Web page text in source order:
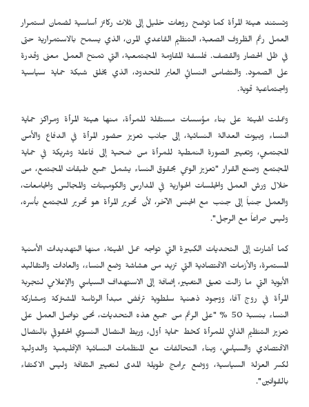
وتستند هيئة المرأة كما توضح روهات خليل إلى ثلاث ركائز أساسية لضمان استمرار
العمل رغم الظروف الصعبة، التنظيم القاعدي المرن، الذي يسمح بالاستمرارية حتى
في ظل الحصار والقصف. فلسفة المقاومة المجتمعية، التي تمنح العمل معنى وقدرة
على الصمود. والتضامن النسائي العابر للحدود، الذي يخلق شبكة حماية سياسية
واجتماعية قوية.
وعملت الهيئة على بناء مؤسسات مستقلة للمرأة، منها هيئة المرأة ومراكز حماية
النساء وبيوت العدالة النسائية، إلى جانب تعزيز حضور المرأة في الدفاع والأمن
المجتمعي، وتغيير الصورة النمطية للمرأة من ضحية إلى فاعلة وشريكة في حماية
المجتمع وصنع القرار "تعزيز الوعي بحقوق النساء يشمل جميع طبقات المجتمع، من
خلال ورش العمل والجلسات الحوارية في المدارس والكومينات والمجالس والجامعات،
والعمل جنباً إلى جنب مع الجنس الآخر، لأن تحرير المرأة هو تحرير المجتمع بأسره،
وليس صراعاً مع الرجل".
كما أشارت إلى التحديات الكبيرة التي تواجه عمل الهيئة، منها التهديدات الأمنية
المستمرة، والأزمات الاقتصادية التي تزيد من هشاشة وضع النساء، والعادات والتقاليد
الأبوية التي ما زالت تعيق التغيير، إضافة إلى الاستهداف السياسي والإعلامي لتجربة
المرأة في روج آفا، ووجود ذهنية سلطوية ترفض مبدأ الرئاسة المشتركة ومشاركة
النساء بنسبة 50 % "على الرغم من جميع هذه التحديات، نحن نواصل العمل على
تعزيز التنظيم الذاتي للمرأة كخط حماية أول، وربط النضال النسوي الحقوقي بالنضال
الاقتصادي والسياسي، وبناء التحالفات مع المنظمات النسائية الإقليمية والدولية
لكسر العزلة السياسية، ووضع برامج طويلة المدى لتغيير الثقافة وليس الاكتفاء
بالقوانين".